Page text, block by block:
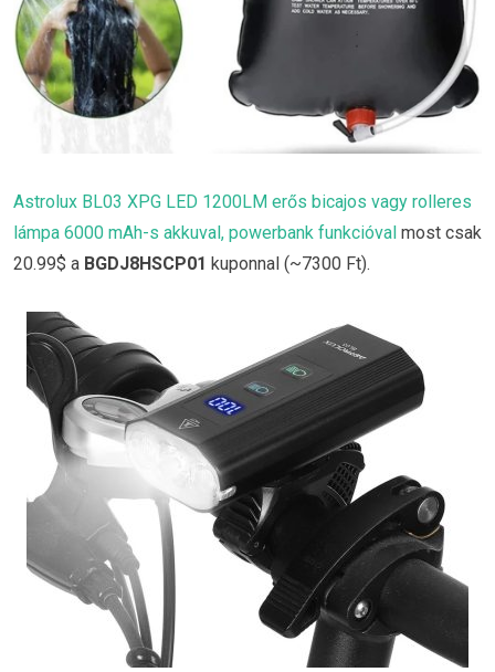
Astrolux BL03 XPG LED 1200LM erős bicajos vagy rolleres
lámpa 6000 mAh-s akkuval, powerbank funkcióval most csak
20.99$ a BGDJ8HSCP01 kuponnal (~7300 Ft).